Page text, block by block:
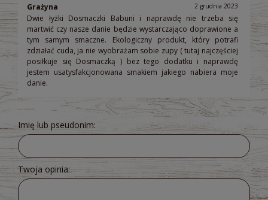
Grażyna 2 grudnia 2023
Dwie łyżki Dosmaczki Babuni i naprawdę nie trzeba się
martwić czy nasze danie będzie wystarczająco doprawione a
tym samym smaczne. Ekologiczny produkt, który potrafi
zdziałać cuda, ja nie wyobrażam sobie zupy ( tutaj najczęściej
posiłkuje się Dosmaczką ) bez tego dodatku i naprawdę
jestem usatysfakcjonowana smakiem jakiego nabiera moje
danie.
Imię lub pseudonim:
Twoja opinia: